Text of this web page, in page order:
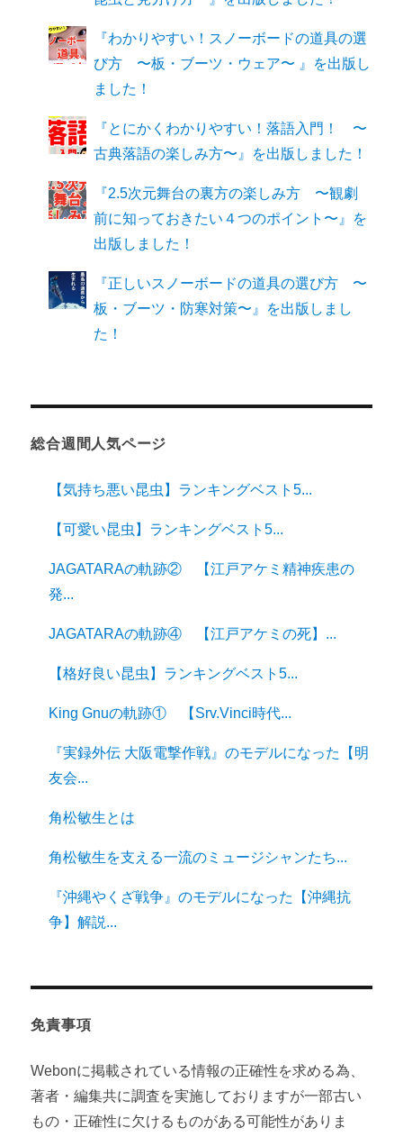
『わかりやすい！スノーボードの道具の選
び方 〜板・ブーツ・ウェア〜 』を出版し
ました！
『とにかくわかりやすい！落語入門！ 〜
古典落語の楽しみ方〜』を出版しました！
『2.5次元舞台の裏方の楽しみ方 〜観劇
前に知っておきたい４つのポイント〜』を
出版しました！
『正しいスノーボードの道具の選び方 〜
板・ブーツ・防寒対策〜』を出版しまし
た！
総合週間人気ページ
【気持ち悪い昆虫】ランキングベスト5...
【可愛い昆虫】ランキングベスト5...
JAGATARAの軌跡② 【江戸アケミ精神疾患の
発...
JAGATARAの軌跡④ 【江戸アケミの死】...
【格好良い昆虫】ランキングベスト5...
King Gnuの軌跡① 【Srv.Vinci時代...
『実録外伝 大阪電撃作戦』のモデルになった【明
友会...
角松敏生とは
角松敏生を支える一流のミュージシャンたち...
『沖縄やくざ戦争』のモデルになった【沖縄抗
争】解説...
免責事項
Webonに掲載されている情報の正確性を求める為、
著者・編集共に調査を実施しておりますが一部古い
もの・正確性に欠けるものがある可能性がありま